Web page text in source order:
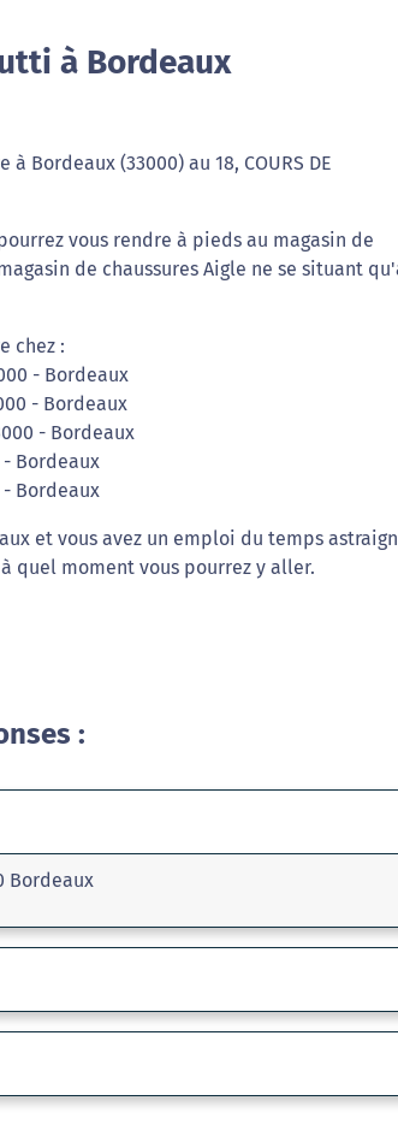
à Bordeaux
Bordeaux (33000) au 18, COURS DE
vous rendre à pieds au magasin de
de chaussures Aigle ne se situant
chez :
- Bordeaux
- Bordeaux
- Bordeaux
- Bordeaux
Bordeaux
et vous avez un emploi du temps
quel moment vous pourrez y aller.
:
Bordeaux